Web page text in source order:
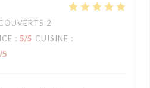
2
: 5/5 CUISINE :
/5